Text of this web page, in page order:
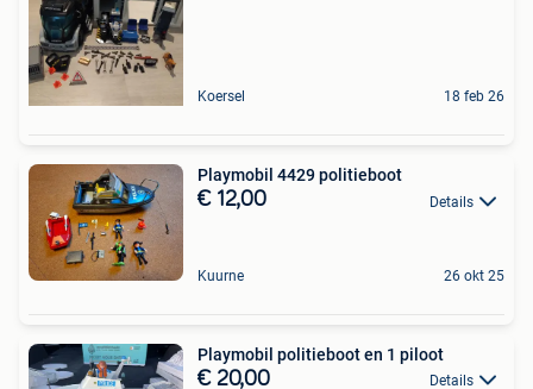
Koersel 18 feb 26
Playmobil 4429 politieboot
€ 12,00 Details
Kuurne 26 okt 25
Playmobil politieboot en 1 piloot
€ 20,00 Details